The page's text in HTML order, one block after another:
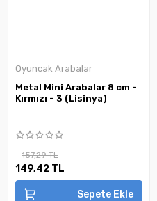
Oyuncak Arabalar
Metal Mini Arabalar 8 cm -
Kırmızı - 3 (Lisinya)
157,29 TL
149,42 TL
Sepete Ekle